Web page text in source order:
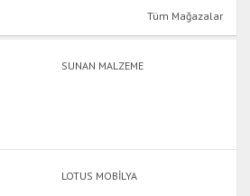
Tüm Mağazalar
SUNAN MALZEME
LOTUS MOBİLYA